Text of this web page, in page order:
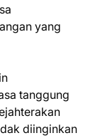
yang
tanggung
diinginkan